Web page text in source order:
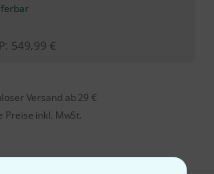
549,99 €
Versand ab 29 €
Preise inkl. MwSt.